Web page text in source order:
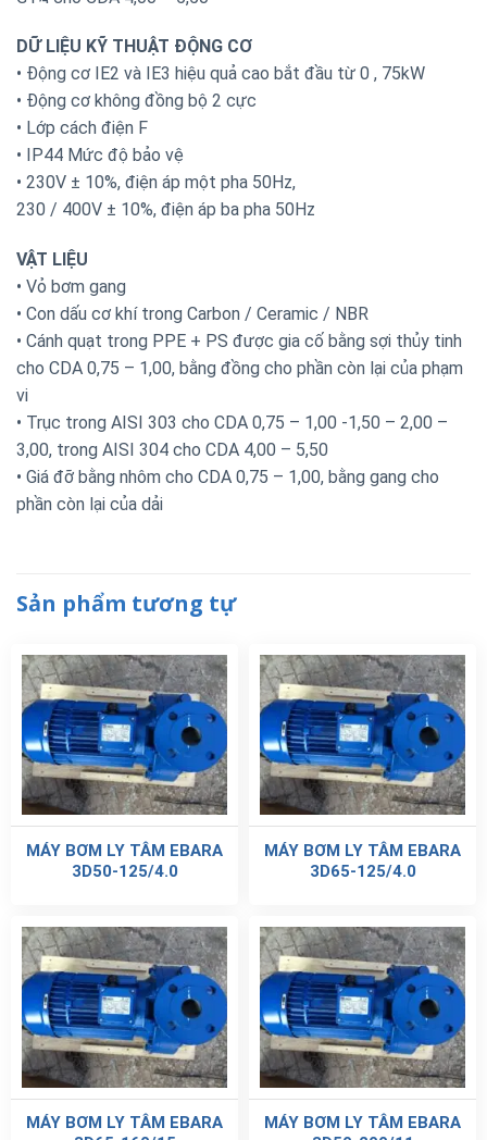
DỮ LIỆU KỸ THUẬT ĐỘNG CƠ
• Động cơ IE2 và IE3 hiệu quả cao bắt đầu từ 0 , 75kW
• Động cơ không đồng bộ 2 cực
• Lớp cách điện F
• IP44 Mức độ bảo vệ
• 230V ± 10%, điện áp một pha 50Hz,
230 / 400V ± 10%, điện áp ba pha 50Hz
VẬT LIỆU
• Vỏ bơm gang
• Con dấu cơ khí trong Carbon / Ceramic / NBR
• Cánh quạt trong PPE + PS được gia cố bằng sợi thủy tinh
cho CDA 0,75 – 1,00, bằng đồng cho phần còn lại của phạm
vi
• Trục trong AISI 303 cho CDA 0,75 – 1,00 -1,50 – 2,00 –
3,00, trong AISI 304 cho CDA 4,00 – 5,50
• Giá đỡ bằng nhôm cho CDA 0,75 – 1,00, bằng gang cho
phần còn lại của dải
Sản phẩm tương tự
MÁY BƠM LY TÂM EBARA
3D50-125/4.0
MÁY BƠM LY TÂM EBARA
3D65-125/4.0
MÁY BƠM LY TÂM EBARA
MÁY BƠM LY TÂM EBARA